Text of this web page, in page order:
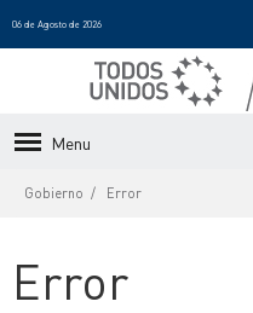
06 de Agosto de 2026
Menu
Gobierno Error
Error